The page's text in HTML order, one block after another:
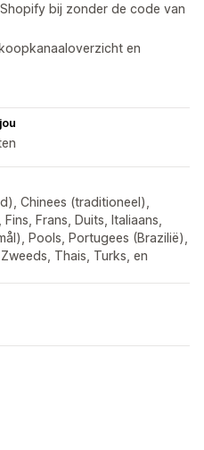
bij zonder de code van
en
Chinees (traditioneel),
Frans, Duits, Italiaans,
Pools, Portugees (Brazilië),
Thais, Turks, en